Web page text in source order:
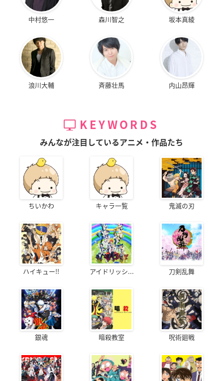
中村悠一 森川智之 坂本真綾
浪川大輔 斉藤壮馬 内山昂輝
KEYWORDS
みんなが注目しているアニメ・作品たち
ちいかわ キャラ一覧 鬼滅の刃
ハイキュー!! アイドリッシ... 刀剣乱舞
銀魂 暗殺教室 呪術廻戦